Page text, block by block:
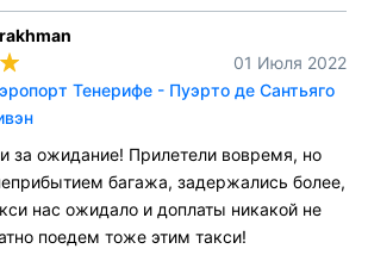
01 Июля 2022
Тенерифе - Пуэрто де Сантьяго
за ожидание! Прилетели вовремя, но
багажа, задержались более,
нас ожидало и доплаты никакой не
поедем тоже этим такси!